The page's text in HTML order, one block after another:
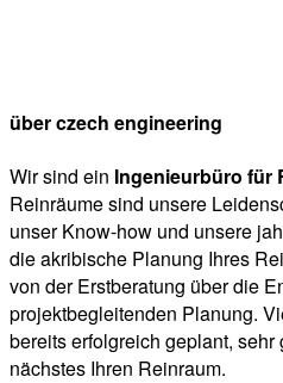
über czech engineering
Wir sind ein Ingenieurbüro für
Reinräume sind unsere
unser Know-how und unsere
die akribische Planung Ihres
von der Erstberatung über die
projektbegleitenden Planung.
bereits erfolgreich geplant,
nächstes Ihren Reinraum.